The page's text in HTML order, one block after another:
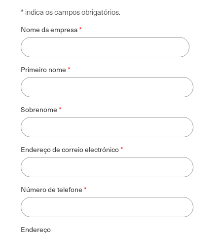
* indica os campos obrigatórios.
Nome da empresa
Primeiro nome
Sobrenome
Endereço de correio electrónico
Número de telefone
Endereço